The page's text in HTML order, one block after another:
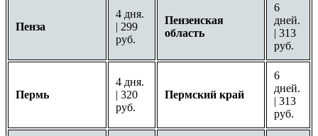
Пенза
4 дня.
| 299
руб.
Пензенская
область
6
дней.
| 313
руб.
Пермь
4 дня.
| 320
руб.
Пермский край
6
дней.
| 313
руб.